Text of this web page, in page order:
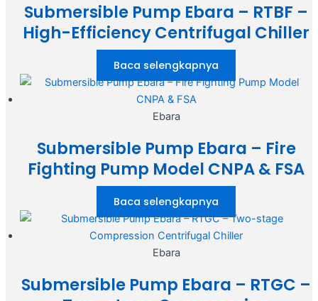
Submersible Pump Ebara – RTBF –
High-Efficiency Centrifugal Chiller
Baca selengkapnya
Ebara
Submersible Pump Ebara – Fire
Fighting Pump Model CNPA & FSA
Baca selengkapnya
Ebara
Submersible Pump Ebara – RTGC –